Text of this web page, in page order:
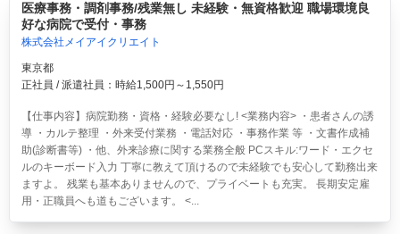
医療事務・調剤事務/残業無し 未経験・無資格歓迎 職場環境良
好な病院で受付・事務
株式会社メイアイクリエイト
東京都
正社員 / 派遣社員：時給1,500円～1,550円
【仕事内容】病院勤務・資格・経験必要なし! <業務内容> ・患者さんの誘
導 ・カルテ整理 ・外来受付業務 ・電話対応 ・事務作業 等 ・文書作成補
助(診断書等) ・他、外来診療に関する業務全般 PCスキル:ワード・エクセ
ルのキーボード入力 丁寧に教えて頂けるので未経験でも安心して勤務出来
ますよ。 残業も基本ありませんので、プライベートも充実。 長期安定雇
用・正職員へも道もございます。 <...